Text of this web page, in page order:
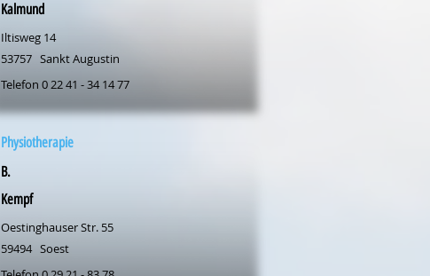
Kalmund
Iltisweg 14
53757 Sankt Augustin
Telefon 0 22 41 - 34 14 77
Physiotherapie
B.
Kempf
Oestinghauser Str. 55
59494 Soest